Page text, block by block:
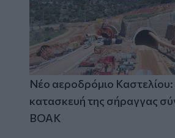
Νέο αεροδρόμιο
κατασκευή της σήραγγας
ΒΟΑΚ